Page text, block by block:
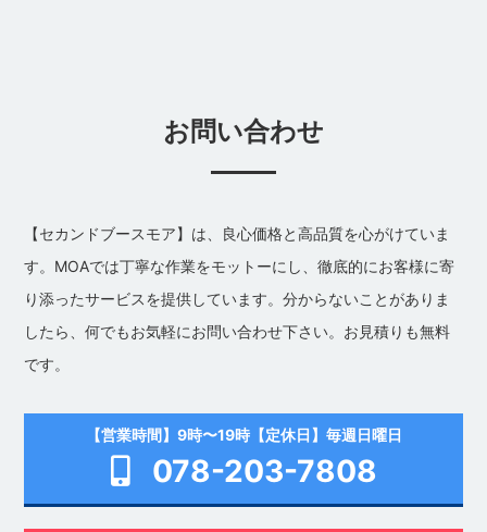
お問い合わせ
【セカンドブースモア】は、良心価格と高品質を心がけていま
す。MOAでは丁寧な作業をモットーにし、徹底的にお客様に寄
り添ったサービスを提供しています。分からないことがありま
したら、何でもお気軽にお問い合わせ下さい。お見積りも無料
です。
【営業時間】9時〜19時【定休日】毎週日曜日
078-203-7808